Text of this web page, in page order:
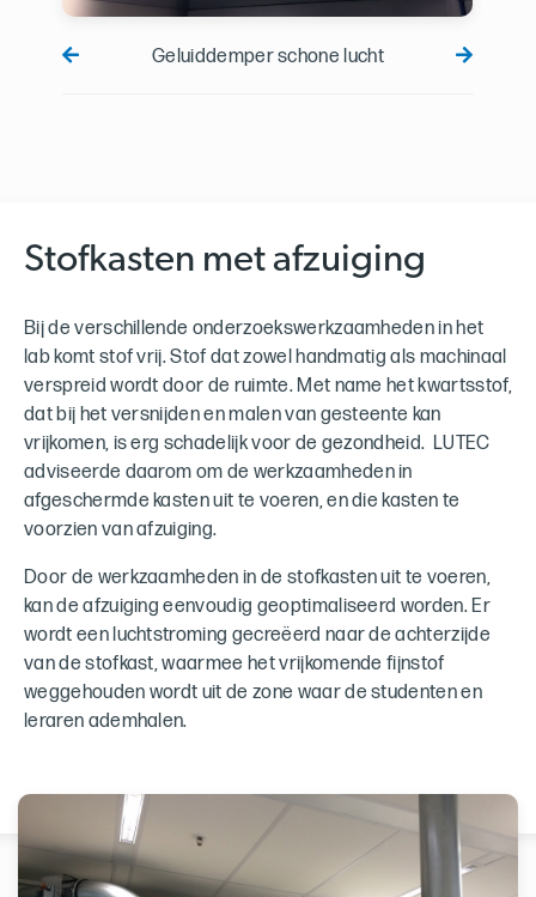
Geluiddemper schone lucht
Stofkasten met afzuiging
Bij de verschillende onderzoekswerkzaamheden in het
lab komt stof vrij. Stof dat zowel handmatig als machinaal
verspreid wordt door de ruimte. Met name het kwartsstof,
dat bij het versnijden en malen van gesteente kan
vrijkomen, is erg schadelijk voor de gezondheid. LUTEC
adviseerde daarom om de werkzaamheden in
afgeschermde kasten uit te voeren, en die kasten te
voorzien van afzuiging.
Door de werkzaamheden in de stofkasten uit te voeren,
kan de afzuiging eenvoudig geoptimaliseerd worden. Er
wordt een luchtstroming gecreëerd naar de achterzijde
van de stofkast, waarmee het vrijkomende fijnstof
weggehouden wordt uit de zone waar de studenten en
leraren ademhalen.